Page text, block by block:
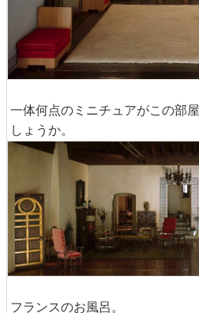
一体何点のミニチュアがこの部
しょうか。
フランスのお風呂。